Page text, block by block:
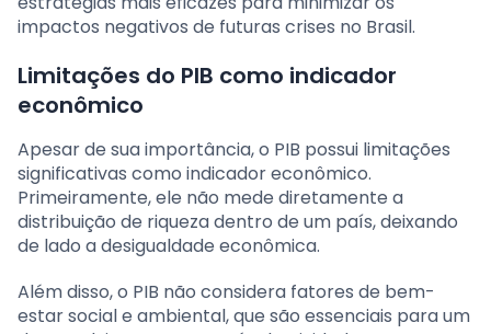
impactos negativos de futuras crises no Brasil.
Limitações do PIB como indicador
econômico
Apesar de sua importância, o PIB possui limitações
significativas como indicador econômico.
Primeiramente, ele não mede diretamente a
distribuição de riqueza dentro de um país, deixando
de lado a desigualdade econômica.
Além disso, o PIB não considera fatores de bem-
estar social e ambiental, que são essenciais para um